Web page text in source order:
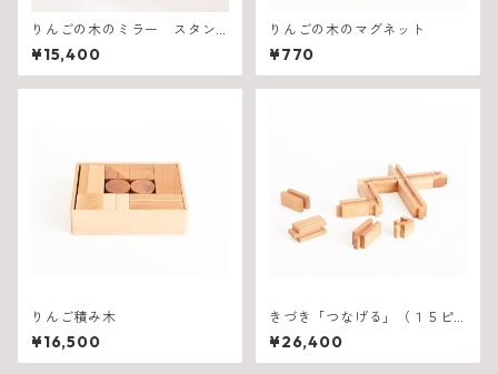
りんごの木のミラー スタン
ド式 APPLE TREE
¥15,400
りんごの木のマグネット
¥770
りんご積み木
¥16,500
きづき「つなげる」（１５ピ
ース）
¥26,400